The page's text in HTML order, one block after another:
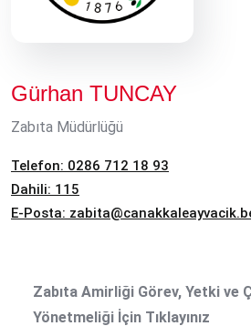
Gürhan TUNCAY
Zabıta Müdürlüğü
Telefon: 0286 712 18 93
Dahili: 115
E-Posta:
Zabıta Amirliği Görev, Yetki ve
Yönetmeliği İçin Tıklayınız